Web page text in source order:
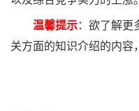
温馨提示：欲了解更
关方面的知识介绍的内容